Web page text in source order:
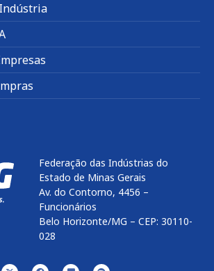
Federação das Indústrias do
Estado de Minas Gerais
Av. do Contorno, 4456 –
Funcionários
Belo Horizonte/MG – CEP: 30110-
028